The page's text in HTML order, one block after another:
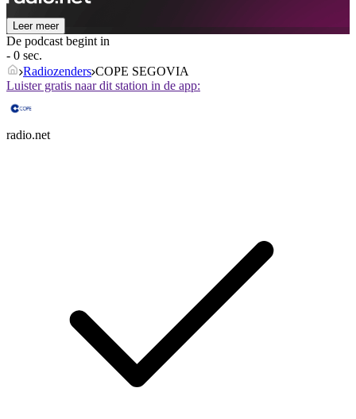
Leer meer
De podcast begint in
- 0 sec.
Radiozenders COPE SEGOVIA
Luister gratis naar dit station in de app:
radio.net